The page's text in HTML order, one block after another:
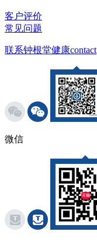
客户评价
常见问题
联系钟根堂健康contact
微信